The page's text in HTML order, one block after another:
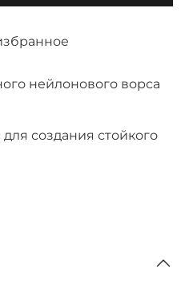
нейлонового ворса
создания стойкого